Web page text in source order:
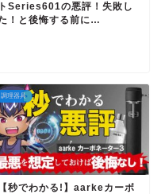
トSeries601の悪評！失敗し
！と後悔する前に…
調理器具
【秒でわかる!】aarkeカーボ